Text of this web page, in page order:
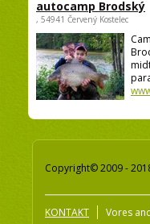
autocamp Brodský
, 54941 Červený Kostelec
Copyright© 2009 -
KONTAKT Vores